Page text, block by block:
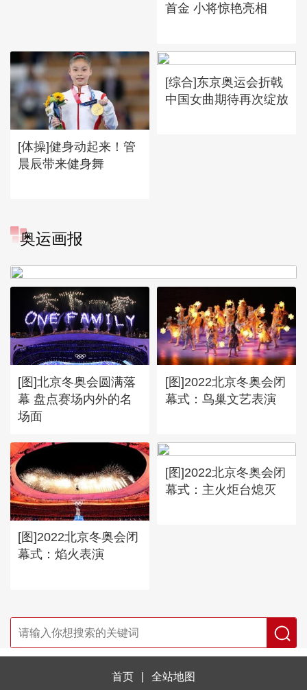
首金 小将惊艳亮相
[体操]健身动起来！管
晨辰带来健身舞
[综合]东京奥运会折戟
中国女曲期待再次绽放
奥运画报
[图]冬奥会冬残奥会表彰大会
[图]北京冬奥会圆满落
幕 盘点赛场内外的名
场面
[图]2022北京冬奥会闭
幕式：鸟巢文艺表演
[图]2022北京冬奥会闭
幕式：焰火表演
[图]2022北京冬奥会闭
幕式：主火炬台熄灭
首页 全站地图